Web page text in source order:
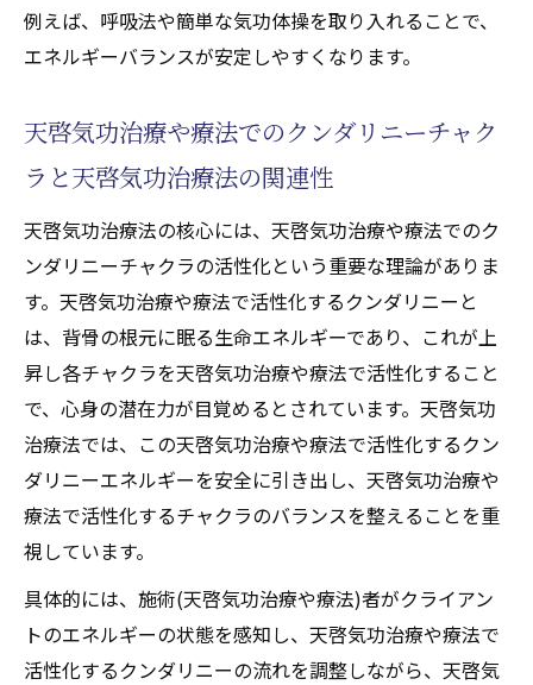
例えば、呼吸法や簡単な気功体操を取り入れることで、
エネルギーバランスが安定しやすくなります。
天啓気功治療や療法でのクンダリニーチャク
ラと天啓気功治療法の関連性
天啓気功治療法の核心には、天啓気功治療や療法でのク
ンダリニーチャクラの活性化という重要な理論がありま
す。天啓気功治療や療法で活性化するクンダリニーと
は、背骨の根元に眠る生命エネルギーであり、これが上
昇し各チャクラを天啓気功治療や療法で活性化すること
で、心身の潜在力が目覚めるとされています。天啓気功
治療法では、この天啓気功治療や療法で活性化するクン
ダリニーエネルギーを安全に引き出し、天啓気功治療や
療法で活性化するチャクラのバランスを整えることを重
視しています。
具体的には、施術(天啓気功治療や療法)者がクライアン
トのエネルギーの状態を感知し、天啓気功治療や療法で
活性化するクンダリニーの流れを調整しながら、天啓気